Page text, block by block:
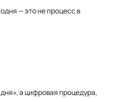
— это не процесс в
а цифровая процедура,